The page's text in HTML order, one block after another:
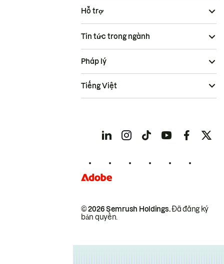
Hỗ trợ
Tin tức trong ngành
© 2026 Semrush Holdings.Đã đăng ký
bản quyền.
Pháp lý
Tiếng Việt